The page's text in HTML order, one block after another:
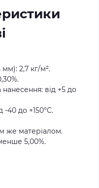
2,7 кг/м².
від +5 до
-40 до +150°C.
же матеріалом.
5,00%.